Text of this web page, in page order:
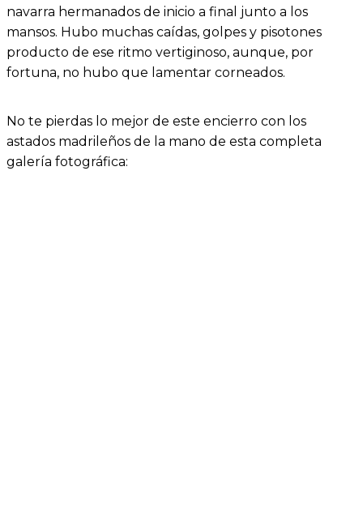
navarra hermanados de inicio a final junto a los
mansos. Hubo muchas caídas, golpes y pisotones
producto de ese ritmo vertiginoso, aunque, por
fortuna, no hubo que lamentar corneados.
No te pierdas lo mejor de este encierro con los
astados madrileños de la mano de esta completa
galería fotográfica: